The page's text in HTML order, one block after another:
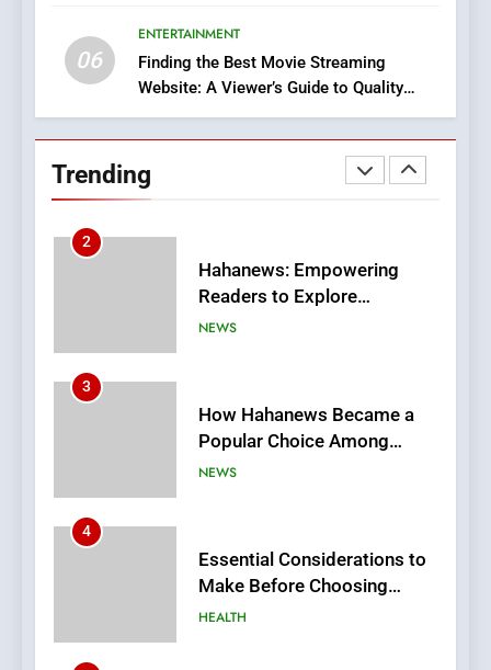
06
ENTERTAINMENT
Finding the Best Movie Streaming
Website: A Viewer’s Guide to Quality
Streaming Platforms
Trending
BUSINESS
Readers to Explore
Meaningful Global News and
3
How Hahanews Became a
Popular Choice Among
Online News Readers
NEWS
4
Essential Considerations to
Make Before Choosing
MyoGlow
HEALTH
5
0123movies: Discovering
Hidden Gems and Popular
Films in the Online Era
FASHION